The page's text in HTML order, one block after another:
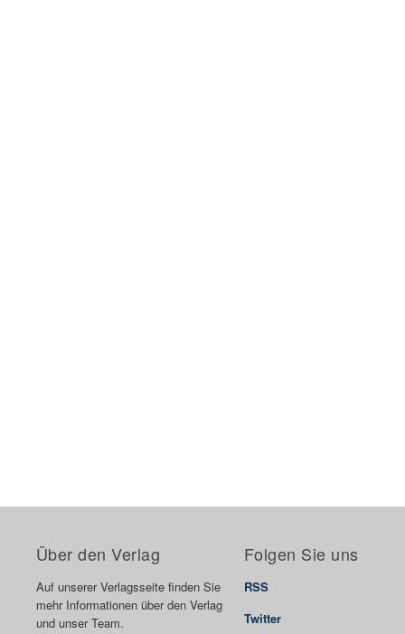
Über den Verlag
Auf unserer Verlagsseite finden Sie
mehr Informationen über den Verlag
und unser Team.
Folgen Sie uns
RSS
Twitter